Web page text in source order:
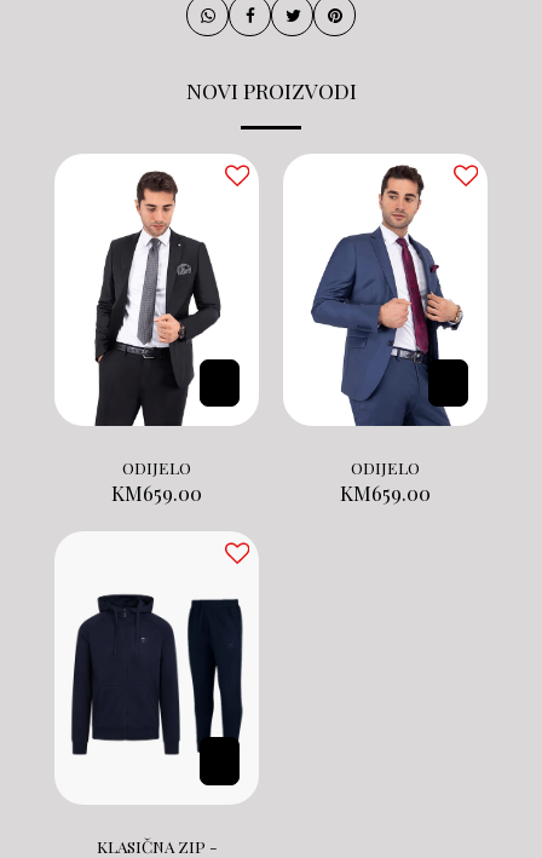
NOVI PROIZVODI
ODIJELO
KM659.00
ODIJELO
KM659.00
KLASIČNA ZIP -